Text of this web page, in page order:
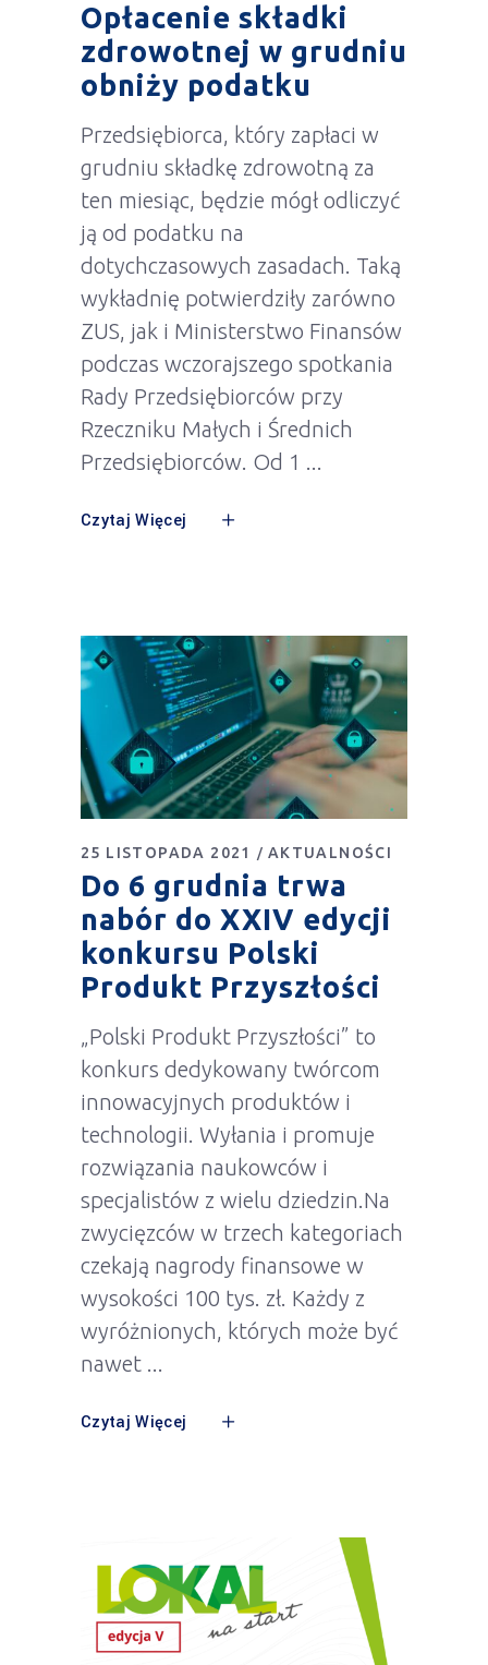
Opłacenie składki
zdrowotnej w grudniu
obniży podatku
Przedsiębiorca, który zapłaci w
grudniu składkę zdrowotną za
ten miesiąc, będzie mógł odliczyć
ją od podatku na
dotychczasowych zasadach. Taką
wykładnię potwierdziły zarówno
ZUS, jak i Ministerstwo Finansów
podczas wczorajszego spotkania
Rady Przedsiębiorców przy
Rzeczniku Małych i Średnich
Przedsiębiorców. Od 1
Czytaj Więcej
25 LISTOPADA 2021 AKTUALNOŚCI
Do 6 grudnia trwa
nabór do XXIV edycji
konkursu Polski
Produkt Przyszłości
„Polski Produkt Przyszłości” to
konkurs dedykowany twórcom
innowacyjnych produktów i
technologii. Wyłania i promuje
rozwiązania naukowców i
specjalistów z wielu dziedzin.Na
zwycięzców w trzech kategoriach
czekają nagrody finansowe w
wysokości 100 tys. zł. Każdy z
wyróżnionych, których może być
nawet
Czytaj Więcej